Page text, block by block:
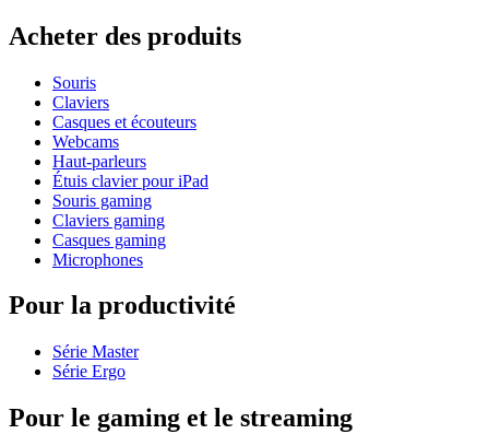
Acheter des produits
Souris
Claviers
Casques et écouteurs
Webcams
Haut-parleurs
Étuis clavier pour iPad
Souris gaming
Claviers gaming
Casques gaming
Microphones
Pour la productivité
Série Master
Série Ergo
Pour le gaming et le streaming